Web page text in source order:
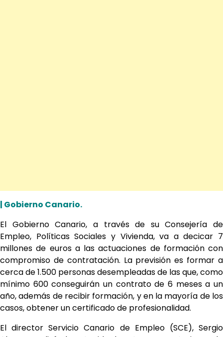
| Gobierno Canario.
El Gobierno Canario, a través de su Consejería de
Empleo, Políticas Sociales y Vivienda, va a decicar 7
millones de euros a las actuaciones de formación con
compromiso de contratación. La previsión es formar a
cerca de 1.500 personas desempleadas de las que, como
mínimo 600 conseguirán un contrato de 6 meses a un
año, además de recibir formación, y en la mayoría de los
casos, obtener un certificado de profesionalidad.
El director Servicio Canario de Empleo (SCE), Sergio